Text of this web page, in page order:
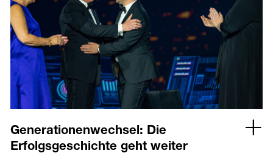
Generationenwechsel: Die
Erfolgsgeschichte geht weiter